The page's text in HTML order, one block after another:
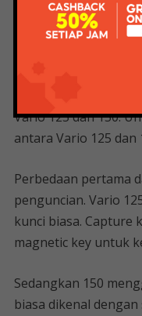
Ini Ukuran Velg
Seperti itulah
Vario 125 dan 150.
antara Vario 125
Perbedaan pertama
penguncian. Vario
kunci biasa. Capture
magnetic key untuk
Sedangkan 150
biasa dikenal